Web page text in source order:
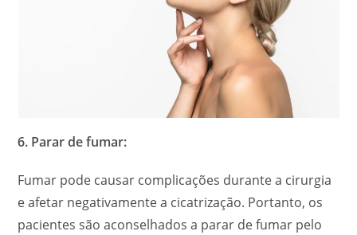
6. Parar de fumar:
Fumar pode causar complicações durante a cirurgia
e afetar negativamente a cicatrização. Portanto, os
pacientes são aconselhados a parar de fumar pelo